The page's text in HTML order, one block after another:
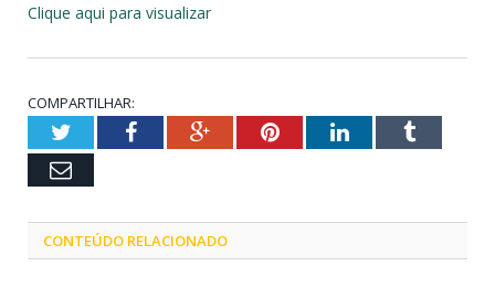
Clique aqui para visualizar
COMPARTILHAR:
TwitterFacebookGoogle+PinterestLinkedInTumblr
Email
CONTEÚDO RELACIONADO